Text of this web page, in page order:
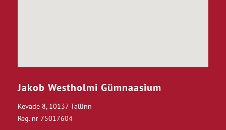
Jakob Westholmi Gümnaasium
Kevade 8, 10137 Tallinn
Reg. nr 75017604